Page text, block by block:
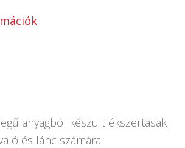
anyagból készült ékszertasak
és lánc számára.